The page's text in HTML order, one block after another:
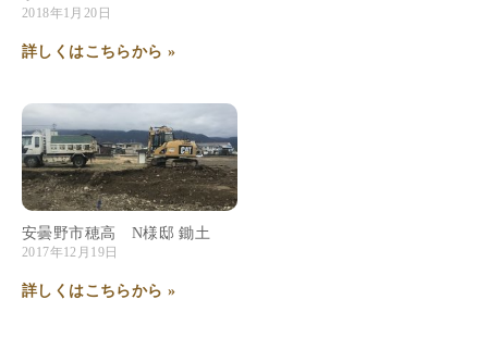
2018年1月20日
詳しくはこちらから »
安曇野市穂高 N様邸 鋤土
2017年12月19日
詳しくはこちらから »